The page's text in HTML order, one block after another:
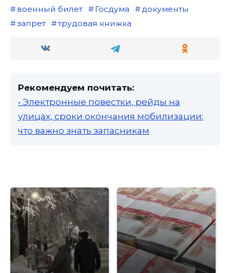
военный билет Госдума
документы
запрет
трудовая книжка
Рекомендуем почитать:
• Электронные повестки, рейды на
улицах, сроки окончания мобилизации:
что важно знать запасникам